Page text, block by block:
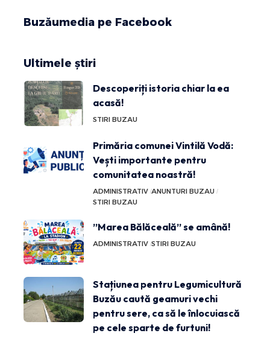
Buzăumedia pe Facebook
Ultimele știri
Descoperiți istoria chiar la ea
acasă!
STIRI BUZAU
Primăria comunei Vintilă Vodă:
Vești importante pentru
comunitatea noastră!
ADMINISTRATIV ANUNTURI BUZAU
STIRI BUZAU
”Marea Bălăceală” se amână!
ADMINISTRATIV STIRI BUZAU
Stațiunea pentru Legumicultură
Buzău caută geamuri vechi
pentru sere, ca să le înlocuiască
pe cele sparte de furtuni!